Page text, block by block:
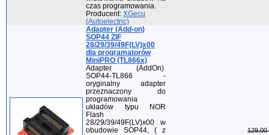
czas programowania.
Producent: XGecu
(Autoelectric)
Adapter (Add-on)
SOP44 ZIF
28/29/39/49F(LV)x00
dla programatorów
MiniPRO (TL866x)
Adapter (AddOn)
SOP44-TL866 -
oryginalny adapter
przeznaczony do
programowania
układów typu NOR
Flash
28/29/39/49F(LV)x00 w
obudowie SOP44, ( z
129,00